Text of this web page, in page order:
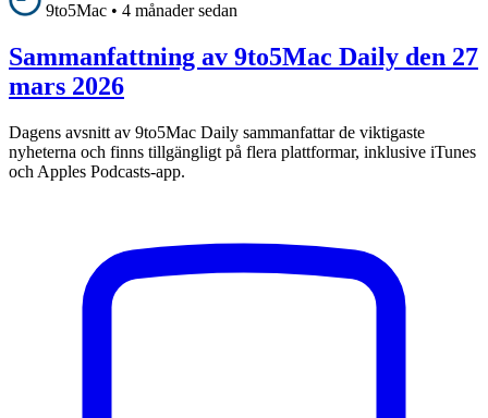
9to5Mac • 4 månader sedan
Sammanfattning av 9to5Mac Daily den 27
mars 2026
Dagens avsnitt av 9to5Mac Daily sammanfattar de viktigaste
nyheterna och finns tillgängligt på flera plattformar, inklusive iTunes
och Apples Podcasts-app.